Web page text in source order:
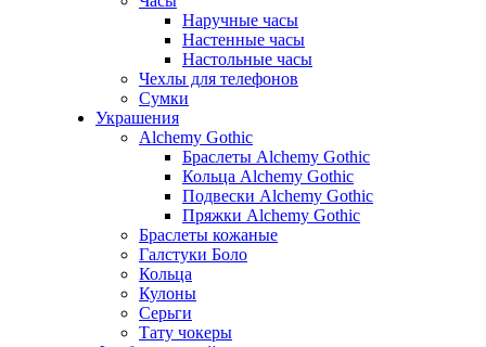
Наручные часы
Настенные часы
Настольные часы
Чехлы для телефонов
Сумки
Украшения
Alchemy Gothic
Браслеты Alchemy Gothic
Кольца Alchemy Gothic
Подвески Alchemy Gothic
Пряжки Alchemy Gothic
Браслеты кожаные
Галстуки Боло
Кольца
Кулоны
Серьги
Тату чокеры